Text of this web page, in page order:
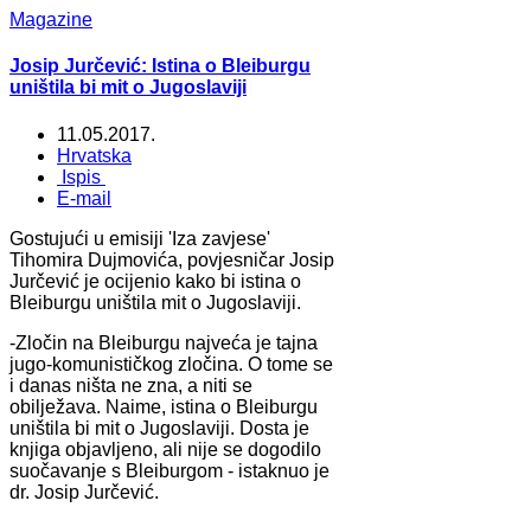
Magazine
Josip Jurčević: Istina o Bleiburgu
uništila bi mit o Jugoslaviji
11.05.2017.
Hrvatska
Ispis
E-mail
Gostujući u emisiji 'Iza zavjese'
Tihomira Dujmovića, povjesničar Josip
Jurčević je ocijenio kako bi istina o
Bleiburgu uništila mit o Jugoslaviji.
-Zločin na Bleiburgu najveća je tajna
jugo-komunističkog zločina. O tome se
i danas ništa ne zna, a niti se
obilježava. Naime, istina o Bleiburgu
uništila bi mit o Jugoslaviji. Dosta je
knjiga objavljeno, ali nije se dogodilo
suočavanje s Bleiburgom - istaknuo je
dr. Josip Jurčević.